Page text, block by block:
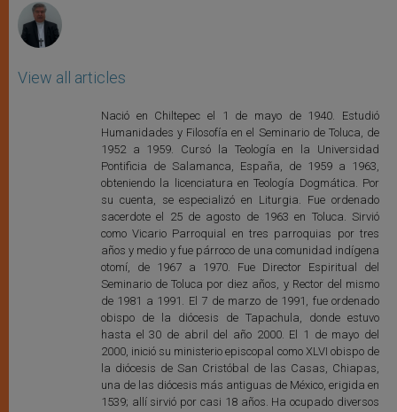
View all articles
Nació en Chiltepec el 1 de mayo de 1940. Estudió
Humanidades y Filosofía en el Seminario de Toluca, de
1952 a 1959. Cursó la Teología en la Universidad
Pontificia de Salamanca, España, de 1959 a 1963,
obteniendo la licenciatura en Teología Dogmática. Por
su cuenta, se especializó en Liturgia. Fue ordenado
sacerdote el 25 de agosto de 1963 en Toluca. Sirvió
como Vicario Parroquial en tres parroquias por tres
años y medio y fue párroco de una comunidad indígena
otomí, de 1967 a 1970. Fue Director Espiritual del
Seminario de Toluca por diez años, y Rector del mismo
de 1981 a 1991. El 7 de marzo de 1991, fue ordenado
obispo de la diócesis de Tapachula, donde estuvo
hasta el 30 de abril del año 2000. El 1 de mayo del
2000, inició su ministerio episcopal como XLVI obispo de
la diócesis de San Cristóbal de las Casas, Chiapas,
una de las diócesis más antiguas de México, erigida en
1539; allí sirvió por casi 18 años. Ha ocupado diversos